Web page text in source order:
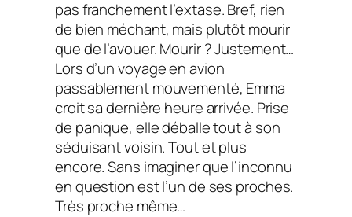
pas franchement l’extase. Bref, rien
de bien méchant, mais plutôt mourir
que de l’avouer. Mourir ? Justement…
Lors d’un voyage en avion
passablement mouvementé, Emma
croit sa dernière heure arrivée. Prise
de panique, elle déballe tout à son
séduisant voisin. Tout et plus
encore. Sans imaginer que l’inconnu
en question est l’un de ses proches.
Très proche même…